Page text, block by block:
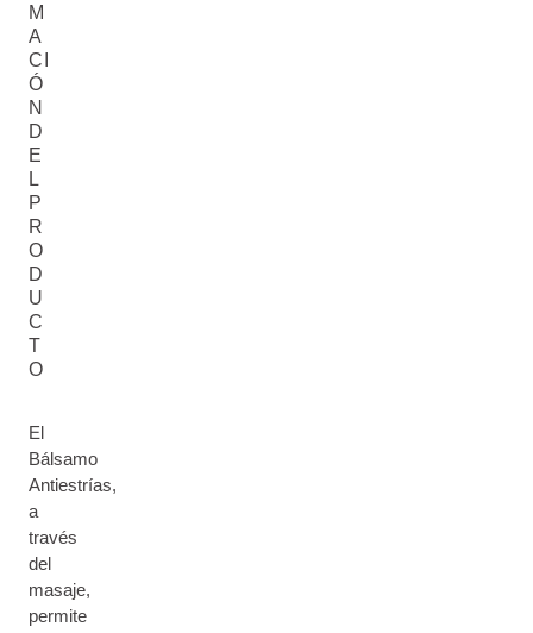
M
A
CI
Ó
N
D
E
L
P
R
O
D
U
C
T
O
El
Bálsamo
Antiestrías,
a
través
del
masaje,
permite